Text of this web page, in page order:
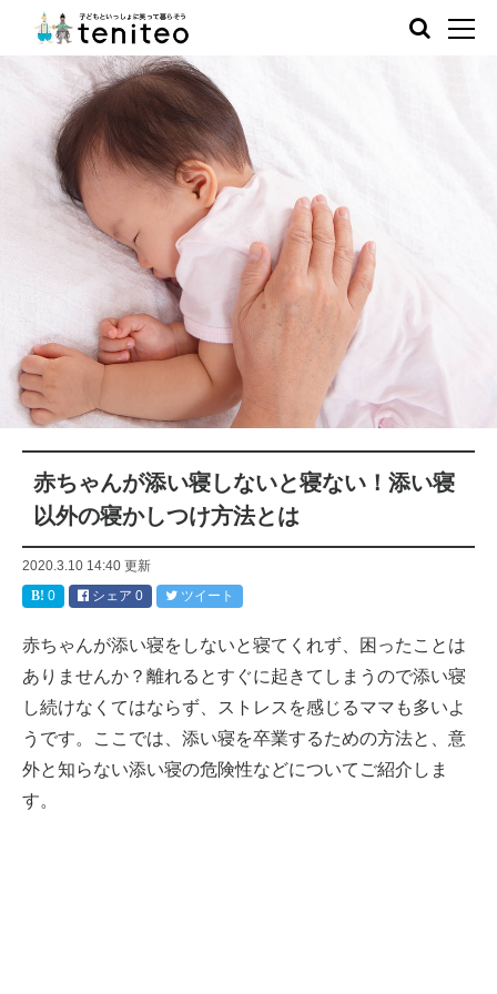
赤ちゃんが添い寝しないと寝ない！添い寝
以外の寝かしつけ方法とは
2020.3.10 14:40 更新
0
シェア 0 ツイート
赤ちゃんが添い寝をしないと寝てくれず、困ったことは
ありませんか？離れるとすぐに起きてしまうので添い寝
し続けなくてはならず、ストレスを感じるママも多いよ
うです。ここでは、添い寝を卒業するための方法と、意
外と知らない添い寝の危険性などについてご紹介しま
す。